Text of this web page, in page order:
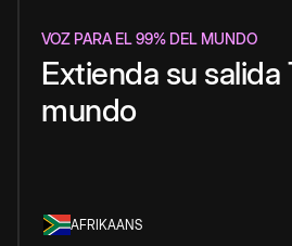
VOZ PARA EL 99% DEL MUNDO
Extienda su salida
mundo
AFRIKAANS